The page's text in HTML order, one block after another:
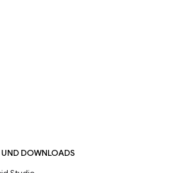
DOWNLOADS